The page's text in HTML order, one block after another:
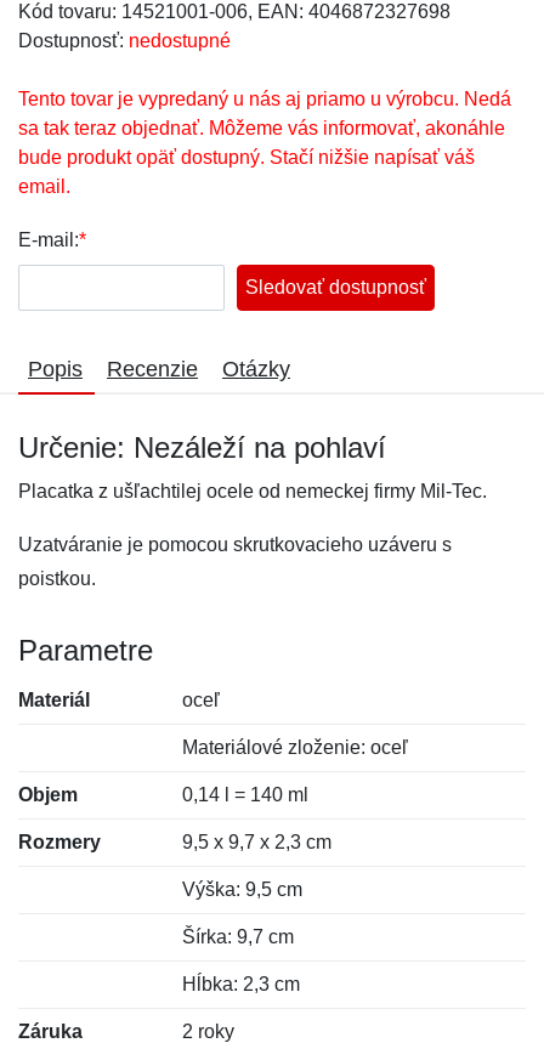
Kód tovaru: 14521001-006, EAN: 4046872327698
Dostupnosť: nedostupné
Tento tovar je vypredaný u nás aj priamo u výrobcu. Nedá
sa tak teraz objednať. Môžeme vás informovať, akonáhle
bude produkt opäť dostupný. Stačí nižšie napísať váš
email.
E-mail:*
Sledovať dostupnosť
Popis Recenzie Otázky
Určenie: Nezáleží na pohlaví
Placatka z ušľachtilej ocele od nemeckej firmy Mil-Tec.
Uzatváranie je pomocou skrutkovacieho uzáveru s
poistkou.
Parametre
Materiál oceľ
Materiálové zloženie: oceľ
Objem 0,14 l = 140 ml
Rozmery 9,5 x 9,7 x 2,3 cm
Výška: 9,5 cm
Šírka: 9,7 cm
Hĺbka: 2,3 cm
Záruka 2 roky